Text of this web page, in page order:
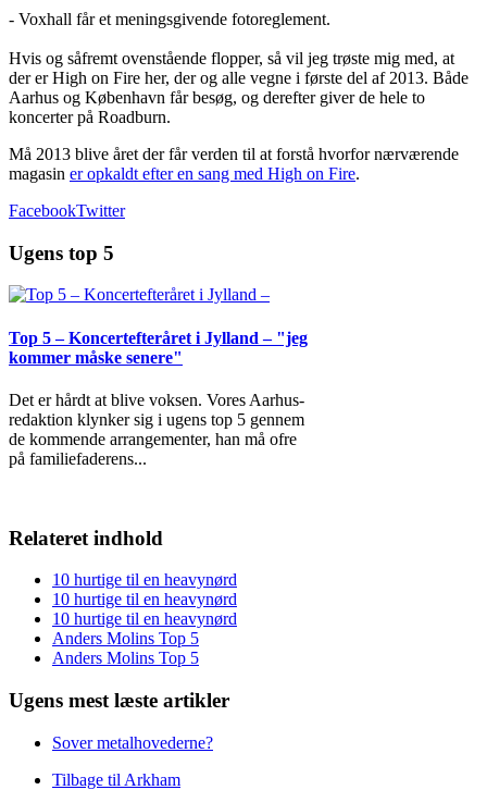
- Voxhall får et meningsgivende fotoreglement.
Hvis og såfremt ovenstående flopper, så vil jeg trøste mig med, at
der er High on Fire her, der og alle vegne i første del af 2013. Både
Aarhus og København får besøg, og derefter giver de hele to
koncerter på Roadburn.
Må 2013 blive året der får verden til at forstå hvorfor nærværende
magasin er opkaldt efter en sang med High on Fire.
FacebookTwitter
Ugens top 5
Top 5 – Koncertefteråret i Jylland – "jeg
kommer måske senere"
Det er hårdt at blive voksen. Vores Aarhus-
redaktion klynker sig i ugens top 5 gennem
de kommende arrangementer, han må ofre
på familiefaderens...
Relateret indhold
10 hurtige til en heavynørd
10 hurtige til en heavynørd
10 hurtige til en heavynørd
Anders Molins Top 5
Anders Molins Top 5
Ugens mest læste artikler
Sover metalhovederne?
Tilbage til Arkham